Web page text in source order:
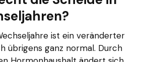
ist ein veränderter
übrigens ganz normal. Durch